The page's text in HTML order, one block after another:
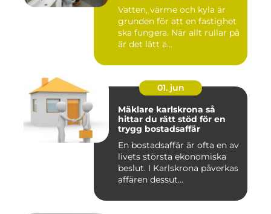
Vatten, värme och kyla är
grunden för att en fastighet
ska fungera. När allt rullar på
är det lätt a...
01. jun
Mäklare karlskrona så
hittar du rätt stöd för en
trygg bostadsaffär
En bostadsaffär är ofta en av
livets största ekonomiska
beslut. I Karlskrona påverkas
affären dessut...